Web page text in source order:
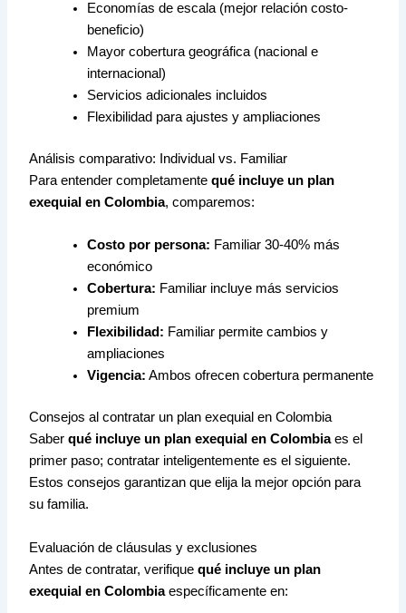
Economías de escala (mejor relación costo-
beneficio)
Mayor cobertura geográfica (nacional e
internacional)
Servicios adicionales incluidos
Flexibilidad para ajustes y ampliaciones
Análisis comparativo: Individual vs. Familiar
Para entender completamentequé incluye un plan
exequial en Colombia, comparemos:
Costo por persona: Familiar 30-40% más
económico
Cobertura: Familiar incluye más servicios
premium
Flexibilidad: Familiar permite cambios y
ampliaciones
Vigencia: Ambos ofrecen cobertura permanente
Consejos al contratar un plan exequial en Colombia
Saberqué incluye un plan exequial en Colombiaes el
primer paso; contratar inteligentemente es el siguiente.
Estos consejos garantizan que elija la mejor opción para
su familia.
Evaluación de cláusulas y exclusiones
Antes de contratar, verifiquequé incluye un plan
exequial en Colombiaespecíficamente en: